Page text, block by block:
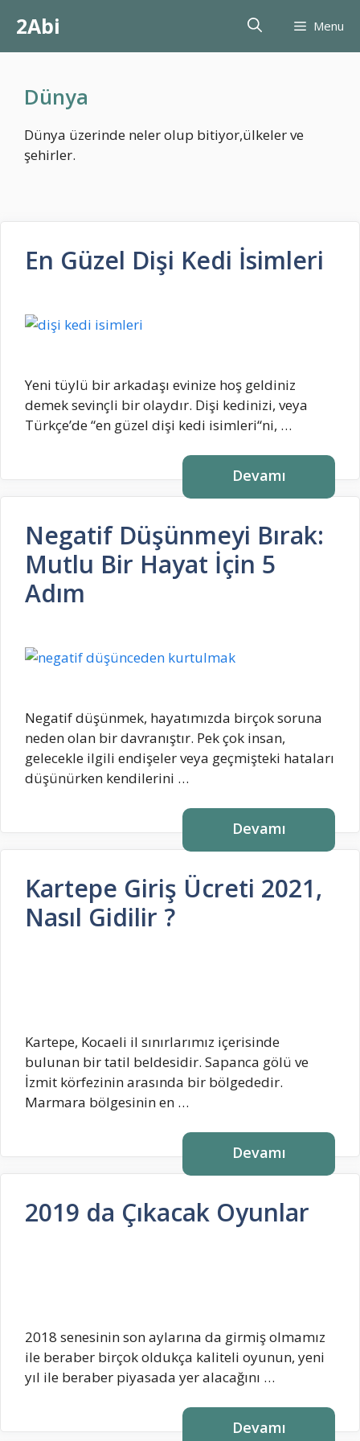
atla2Abi Menu
Dünya
Dünya üzerinde neler olup bitiyor,ülkeler ve
şehirler.
En Güzel Dişi Kedi İsimleri
Yeni tüylü bir arkadaşı evinize hoş geldiniz
demek sevinçli bir olaydır. Dişi kedinizi, veya
Türkçe’de “en güzel dişi kedi isimleri“ni, …
Devamı
Negatif Düşünmeyi Bırak:
Mutlu Bir Hayat İçin 5
Adım
Negatif düşünmek, hayatımızda birçok soruna
neden olan bir davranıştır. Pek çok insan,
gelecekle ilgili endişeler veya geçmişteki hataları
düşünürken kendilerini …
Devamı
Kartepe Giriş Ücreti 2021,
Nasıl Gidilir ?
Kartepe, Kocaeli il sınırlarımız içerisinde
bulunan bir tatil beldesidir. Sapanca gölü ve
İzmit körfezinin arasında bir bölgededir.
Marmara bölgesinin en …
Devamı
2019 da Çıkacak Oyunlar
2018 senesinin son aylarına da girmiş olmamız
ile beraber birçok oldukça kaliteli oyunun, yeni
yıl ile beraber piyasada yer alacağını …
Devamı